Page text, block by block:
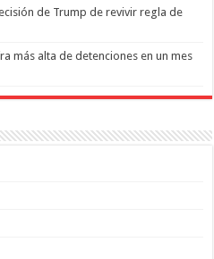
de Trump de revivir regla de
más alta de detenciones en un mes